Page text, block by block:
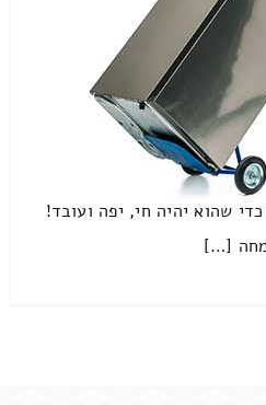
שהוא יהיה חי, יפה ועובד!
[…]